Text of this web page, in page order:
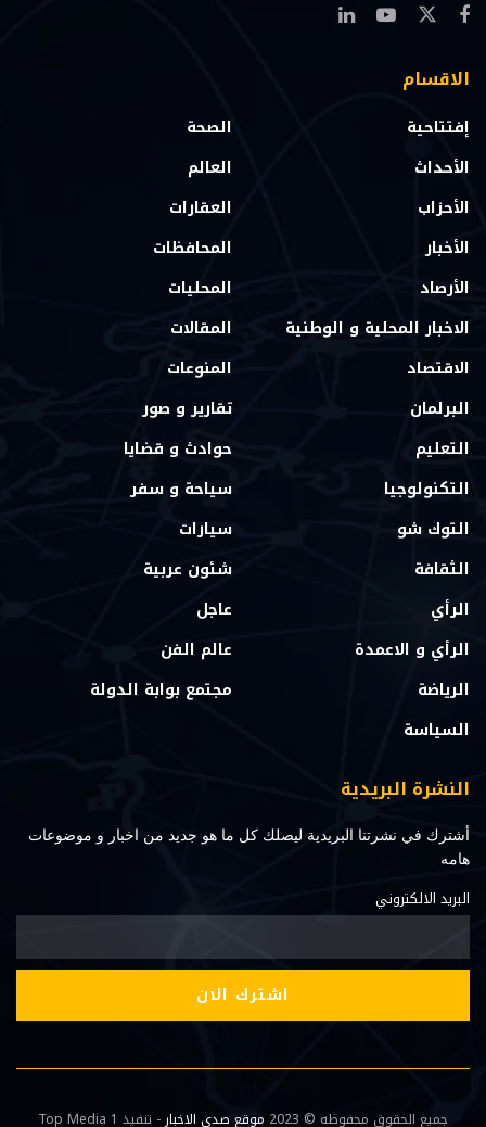
الاقسام
إفتتاحية
الأحداث
الأحزاب
الأخبار
الأرصاد
الاخبار المحلية و الوطنية
الاقتصاد
البرلمان
التعليم
التكنولوجيا
التوك شو
الثقافة
الرأي
الرأي و الاعمدة
الرياضة
السياسة
الصحة
العالم
العقارات
المحافظات
المحليات
المقالات
المنوعات
تقارير و صور
حوادث و قضايا
سياحة و سفر
سيارات
شئون عربية
عاجل
عالم الفن
مجتمع بوابة الدولة
النشرة البريدية
أشترك في نشرتنا البريدية ليصلك كل ما هو جديد من اخبار و موضوعات
هامه
البريد الالكتروني
جميع الحقوق محفوظه © 2023 موقع صدي الاخبار - تنفيذ Top Media 1